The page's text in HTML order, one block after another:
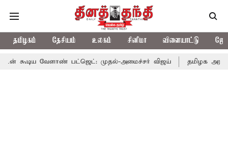
தமிழகம் தேசியம் உலகம் சினிமா விளையாட்டு
பட்ஜெட்: முதல்-அமைச்சர் விஜய் தமிழக அரசியலில்